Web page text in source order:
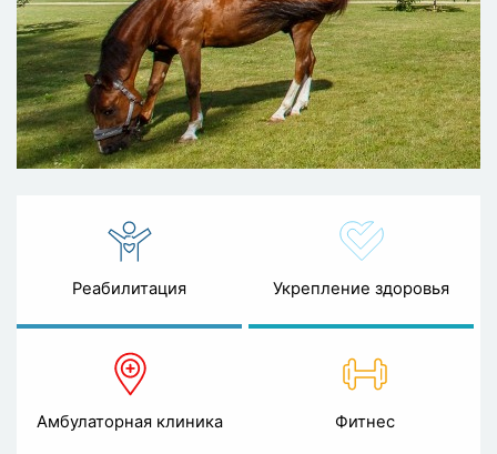
Реабилитация Укрепление здоровья
Амбулаторная клиника Фитнес